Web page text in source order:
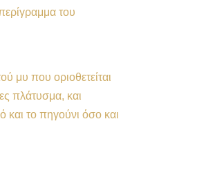
του
μυ που οριοθετείται
πλάτυσμα, και
και το πηγούνι όσο και